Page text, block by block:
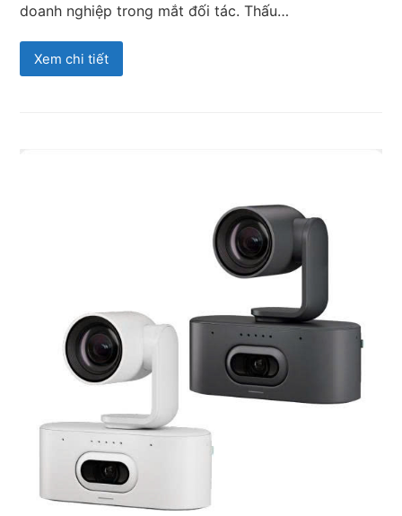
doanh nghiệp trong mắt đối tác. Thấu…
Xem chi tiết